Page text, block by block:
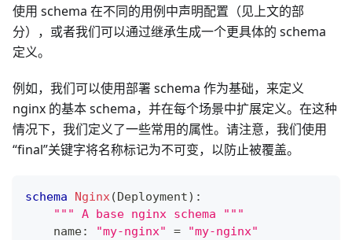
使用 schema 在不同的用例中声明配置（见上文的部
分），或者我们可以通过继承生成一个更具体的 schema
定义。
例如，我们可以使用部署 schema 作为基础，来定义
nginx 的基本 schema，并在每个场景中扩展定义。在这种
情况下，我们定义了一些常用的属性。请注意，我们使用
“final”关键字将名称标记为不可变，以防止被覆盖。
schema Nginx(Deployment) :
""" A base nginx schema """
    name
: "my-nginx" =
"my-nginx"